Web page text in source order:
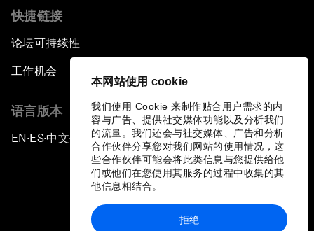
本网站使用 cookie
我们使用 Cookie 来制作贴合用户需求的内
容与广告、提供社交媒体功能以及分析我们
的流量。我们还会与社交媒体、广告和分析
合作伙伴分享您对我们网站的使用情况，这
些合作伙伴可能会将此类信息与您提供给他
们或他们在您使用其服务的过程中收集的其
他信息相结合。
拒绝
快捷链接
论坛可持续性
工作机会
语言版本
EN ▪ES▪中文▪ 日本語